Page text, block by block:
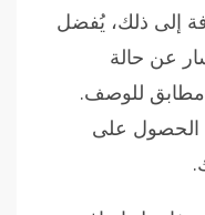
إلى ذلك، يُفضل
عن حالة
مطابق للوصف.
الحصول على